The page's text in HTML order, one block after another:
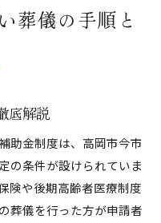
葬儀の手順と
底解説
助金制度は、高岡市今市
の条件が設けられていま
険や後期高齢者医療制度
葬儀を行った方が申請者